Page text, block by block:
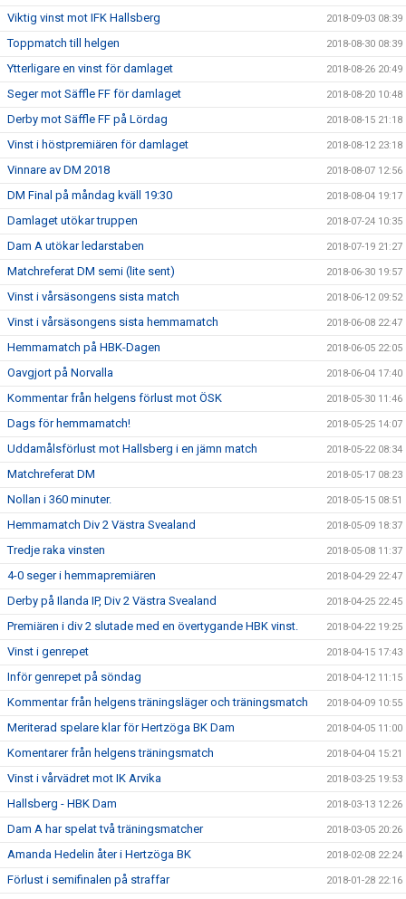
Viktig vinst mot IFK Hallsberg 2018-09-03 08:39
Toppmatch till helgen 2018-08-30 08:39
Ytterligare en vinst för damlaget 2018-08-26 20:49
Seger mot Säffle FF för damlaget 2018-08-20 10:48
Derby mot Säffle FF på Lördag 2018-08-15 21:18
Vinst i höstpremiären för damlaget 2018-08-12 23:18
Vinnare av DM 2018 2018-08-07 12:56
DM Final på måndag kväll 19:30 2018-08-04 19:17
Damlaget utökar truppen 2018-07-24 10:35
Dam A utökar ledarstaben 2018-07-19 21:27
Matchreferat DM semi (lite sent) 2018-06-30 19:57
Vinst i vårsäsongens sista match 2018-06-12 09:52
Vinst i vårsäsongens sista hemmamatch 2018-06-08 22:47
Hemmamatch på HBK-Dagen 2018-06-05 22:05
Oavgjort på Norvalla 2018-06-04 17:40
Kommentar från helgens förlust mot ÖSK 2018-05-30 11:46
Dags för hemmamatch! 2018-05-25 14:07
Uddamålsförlust mot Hallsberg i en jämn match 2018-05-22 08:34
Matchreferat DM 2018-05-17 08:23
Nollan i 360 minuter. 2018-05-15 08:51
Hemmamatch Div 2 Västra Svealand 2018-05-09 18:37
Tredje raka vinsten 2018-05-08 11:37
4-0 seger i hemmapremiären 2018-04-29 22:47
Derby på Ilanda IP, Div 2 Västra Svealand 2018-04-25 22:45
Premiären i div 2 slutade med en övertygande HBK vinst. 2018-04-22 19:25
Vinst i genrepet 2018-04-15 17:43
Inför genrepet på söndag 2018-04-12 11:15
Kommentar från helgens träningsläger och träningsmatch 2018-04-09 10:55
Meriterad spelare klar för Hertzöga BK Dam 2018-04-05 11:00
Komentarer från helgens träningsmatch 2018-04-04 15:21
Vinst i vårvädret mot IK Arvika 2018-03-25 19:53
Hallsberg - HBK Dam 2018-03-13 12:26
Dam A har spelat två träningsmatcher 2018-03-05 20:26
Amanda Hedelin åter i Hertzöga BK 2018-02-08 22:24
Förlust i semifinalen på straffar 2018-01-28 22:16